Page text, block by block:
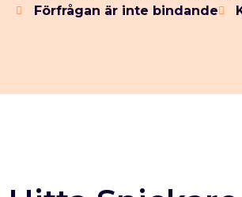
Förfrågan är inte bindande